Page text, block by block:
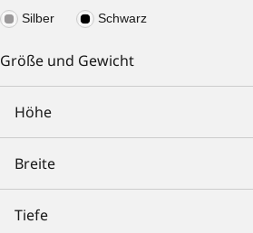
Silber Schwarz
Größe und Gewicht
Höhe
Breite
Tiefe